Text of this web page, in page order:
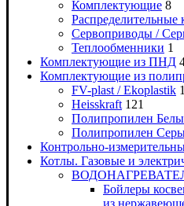
Комплектующие 8
Распределительные
Сервоприводы /
Теплообменники 1
Комплектующие из ПНД
Комплектующие из
FV-plast / Ekoplastik
Heisskraft 121
Полипропилен
Полипропилен
Контрольно-
Котлы. Газовые и
Бойлеры
из